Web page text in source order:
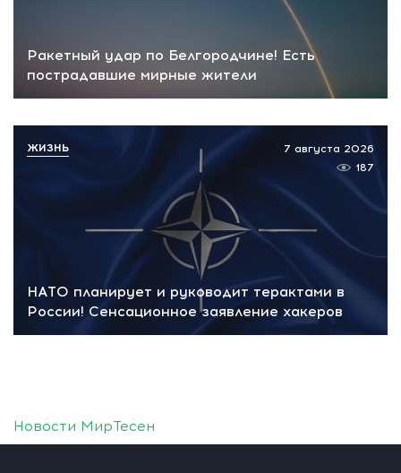
Ракетный удар по Белгородчине! Есть
пострадавшие мирные жители
НАТО планирует и руководит терактами в
России! Сенсационное заявление хакеров
7 августа 2026
187
ЖИЗНЬ
Новости МирТесен